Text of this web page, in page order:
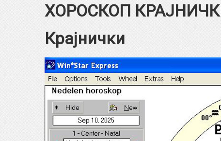
ХОРОСКОП
Крајнички